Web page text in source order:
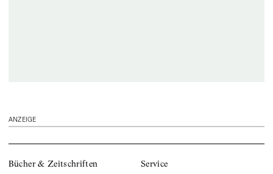
ANZEIGE
Bücher & Zeitschriften Service